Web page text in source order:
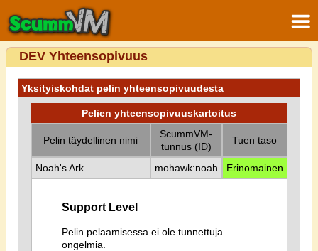
DEV Yhteensopivuus
Yksityiskohdat pelin yhteensopivuudesta
Pelien yhteensopivuuskartoitus
Pelin täydellinen nimi
ScummVM-
tunnus (ID)
Tuen taso
Noah's Ark mohawk:noah Erinomainen
Support Level
Pelin pelaamisessa ei ole tunnettuja
ongelmia.